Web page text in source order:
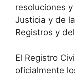
resoluciones
Justicia y de
Registros y
El Registro
oficialmente